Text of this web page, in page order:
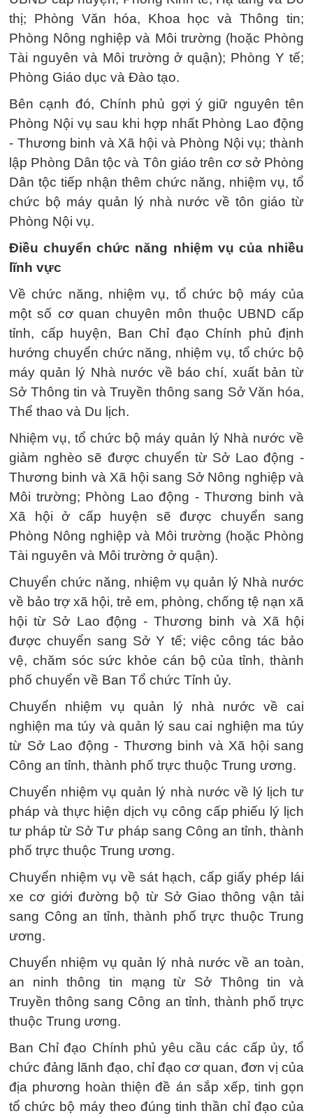
thị; Phòng Văn hóa, Khoa học và Thông tin;
Phòng Nông nghiệp và Môi trường (hoặc Phòng
Tài nguyên và Môi trường ở quận); Phòng Y tế;
Phòng Giáo dục và Đào tạo.
Bên cạnh đó, Chính phủ gợi ý giữ nguyên tên
Phòng Nội vụ sau khi hợp nhất Phòng Lao động
- Thương binh và Xã hội và Phòng Nội vụ; thành
lập Phòng Dân tộc và Tôn giáo trên cơ sở Phòng
Dân tộc tiếp nhận thêm chức năng, nhiệm vụ, tổ
chức bộ máy quản lý nhà nước về tôn giáo từ
Phòng Nội vụ.
Điều chuyển chức năng nhiệm vụ của nhiều
lĩnh vực
Về chức năng, nhiệm vụ, tổ chức bộ máy của
một số cơ quan chuyên môn thuộc UBND cấp
tỉnh, cấp huyện, Ban Chỉ đạo Chính phủ định
hướng chuyển chức năng, nhiệm vụ, tổ chức bộ
máy quản lý Nhà nước về báo chí, xuất bản từ
Sở Thông tin và Truyền thông sang Sở Văn hóa,
Thể thao và Du lịch.
Nhiệm vụ, tổ chức bộ máy quản lý Nhà nước về
giảm nghèo sẽ được chuyển từ Sở Lao động -
Thương binh và Xã hội sang Sở Nông nghiệp và
Môi trường; Phòng Lao động - Thương binh và
Xã hội ở cấp huyện sẽ được chuyển sang
Phòng Nông nghiệp và Môi trường (hoặc Phòng
Tài nguyên và Môi trường ở quận).
Chuyển chức năng, nhiệm vụ quản lý Nhà nước
về bảo trợ xã hội, trẻ em, phòng, chống tệ nạn xã
hội từ Sở Lao động - Thương binh và Xã hội
được chuyển sang Sở Y tế; việc công tác bảo
vệ, chăm sóc sức khỏe cán bộ của tỉnh, thành
phố chuyển về Ban Tổ chức Tỉnh ủy.
Chuyển nhiệm vụ quản lý nhà nước về cai
nghiện ma túy và quản lý sau cai nghiện ma túy
từ Sở Lao động - Thương binh và Xã hội sang
Công an tỉnh, thành phố trực thuộc Trung ương.
Chuyển nhiệm vụ quản lý nhà nước về lý lịch tư
pháp và thực hiện dịch vụ công cấp phiếu lý lịch
tư pháp từ Sở Tư pháp sang Công an tỉnh, thành
phố trực thuộc Trung ương.
Chuyển nhiệm vụ về sát hạch, cấp giấy phép lái
xe cơ giới đường bộ từ Sở Giao thông vận tải
sang Công an tỉnh, thành phố trực thuộc Trung
ương.
Chuyển nhiệm vụ quản lý nhà nước về an toàn,
an ninh thông tin mạng từ Sở Thông tin và
Truyền thông sang Công an tỉnh, thành phố trực
thuộc Trung ương.
Ban Chỉ đạo Chính phủ yêu cầu các cấp ủy, tổ
chức đảng lãnh đạo, chỉ đạo cơ quan, đơn vị của
địa phương hoàn thiện đề án sắp xếp, tinh gọn
tổ chức bộ máy theo đúng tinh thần chỉ đạo của